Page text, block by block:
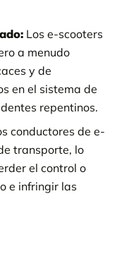
Los e-scooters
a menudo
y de
en el sistema de
repentinos.
conductores de e-
transporte, lo
el control o
e infringir las